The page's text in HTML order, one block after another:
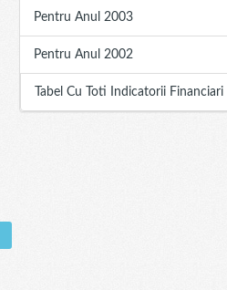
Pentru Anul 2003
Pentru Anul 2002
Tabel Cu Toti Indicatorii Financiari